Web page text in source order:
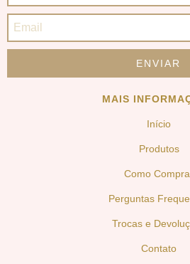
MAIS
Início
Produtos
Como
Perguntas
Trocas e
Contato